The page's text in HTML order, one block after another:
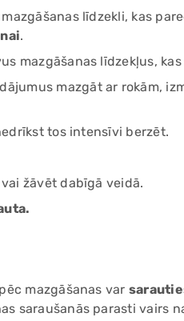
līdzekli, kas
.
mazgāšanas līdzekļus,
mazgāt ar rokām,
tos intensīvi berzēt.
žāvēt dabīgā veidā.
mazgāšanas var
saraušanās parasti vairs